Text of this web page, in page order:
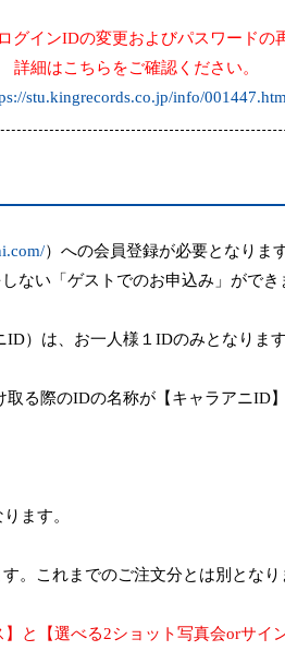
グインIDの変更およびパスワードの
詳細はこちらをご確認ください。
stu.kingrecords.co.jp/info/
）への会員登録が必要となります
ない「ゲストでのお申込み」ができ
ID）は、お一人様１IDのみとなりま
取る際のIDの名称が 【キャラアニID】
ます。
。 これま でのご注文分とは別となり
】と【選べる2ショット写真会orサイ